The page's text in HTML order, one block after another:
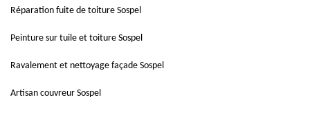
Réparation fuite de toiture Sospel
Peinture sur tuile et toiture Sospel
Ravalement et nettoyage façade Sospel
Artisan couvreur Sospel